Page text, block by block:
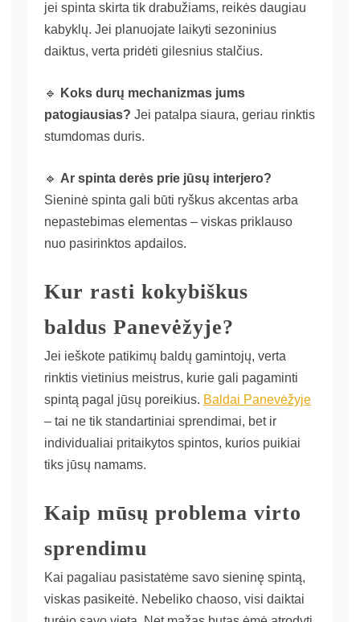
jei spinta skirta tik drabužiams, reikės daugiau
kabyklų. Jei planuojate laikyti sezoninius
daiktus, verta pridėti gilesnius stalčius.
🔹
Koks durų mechanizmas jums
patogiausias? Jei patalpa siaura, geriau rinktis
stumdomas duris.
🔹 Ar spinta derės prie jūsų interjero?
Sieninė spinta gali būti ryškus akcentas arba
nepastebimas elementas – viskas priklauso
nuo pasirinktos apdailos.
Kur rasti kokybiškus
baldus Panevėžyje?
Jei ieškote patikimų baldų gamintojų, verta
rinktis vietinius meistrus, kurie gali pagaminti
spintą pagal jūsų poreikius. Baldai Panevėžyje
– tai ne tik standartiniai sprendimai, bet ir
individualiai pritaikytos spintos, kurios puikiai
tiks jūsų namams.
Kaip mūsų problema virto
sprendimu
Kai pagaliau pasistatėme savo sieninę spintą,
viskas pasikeitė. Nebeliko chaoso, visi daiktai